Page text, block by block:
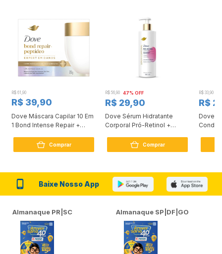
R$ 61,90
R$ 39,90
Dove Máscara Capilar 10 Em
1 Bond Intense Repair +
Comprar
R$ 56,90 47% OFF
R$ 29,90
Dove Sérum Hidratante
Corporal Pró-Retinol +
Comprar
R$ 33,90
R$
Dove
Baixe Nosso App
Almanaque PR|SC Almanaque SP|DF|GO